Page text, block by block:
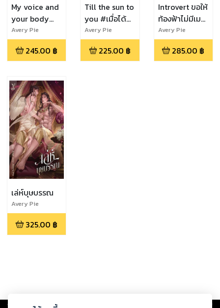
My voice and
your body
#เด็กพี่เปีย
Avery Pie
245.00 ฿
Till the sun to
you #เมื่อได้
พบอุ่น
Avery Pie
225.00 ฿
Introvert ขอให้
ท้องฟ้าไม่มีเมฆ
ฝน
Avery Pie
285.00 ฿
เล่ห์บุษบรรณ
Avery Pie
325.00 ฿
Copyright © 2026